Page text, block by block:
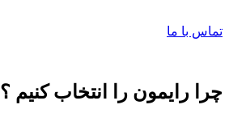
تماس با ما
چرا رایمون را انتخاب کنیم ؟